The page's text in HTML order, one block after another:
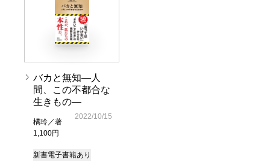
バカと無知―人
間、この不都合な
生きもの―
橘玲／著
1,100円
2022/10/15
新書電子書籍あり